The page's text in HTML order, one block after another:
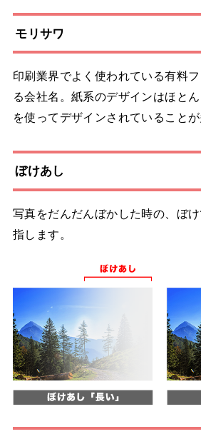
モリサワ
印刷業界でよく使われている有料
る会社名。紙系のデザインはほと
を使ってデザインされていることが
ぼけあし
写真をだんだんぼかした時の、ぼ
指します。